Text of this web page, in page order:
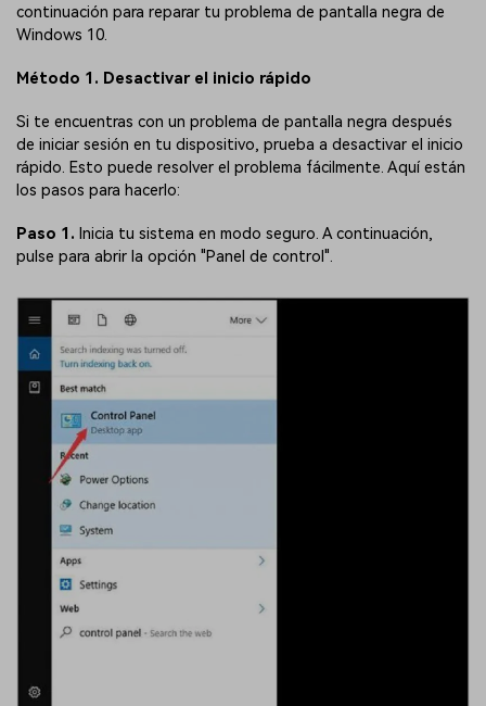
continuación para reparar tu problema de pantalla negra de
Windows 10.
Método 1. Desactivar el inicio rápido
Si te encuentras con un problema de pantalla negra después
de iniciar sesión en tu dispositivo, prueba a desactivar el inicio
rápido. Esto puede resolver el problema fácilmente. Aquí están
los pasos para hacerlo:
Paso 1. Inicia tu sistema en modo seguro. A continuación,
pulse para abrir la opción "Panel de control".